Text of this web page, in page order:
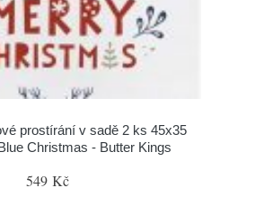
prostírání v sadě 2 ks 45x35
Christmas - Butter Kings
549 Kč